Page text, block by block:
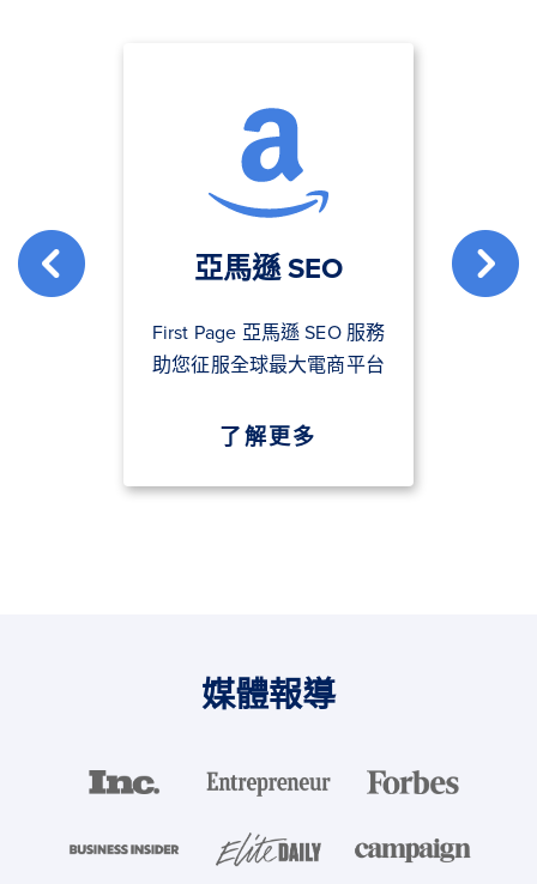
亞馬遜 SEO
First Page 亞馬遜 SEO 服務
助您征服全球最大電商平台
了解更多
媒體報導